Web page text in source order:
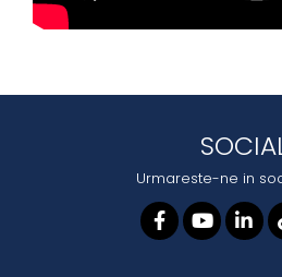
Urmareste-ne in